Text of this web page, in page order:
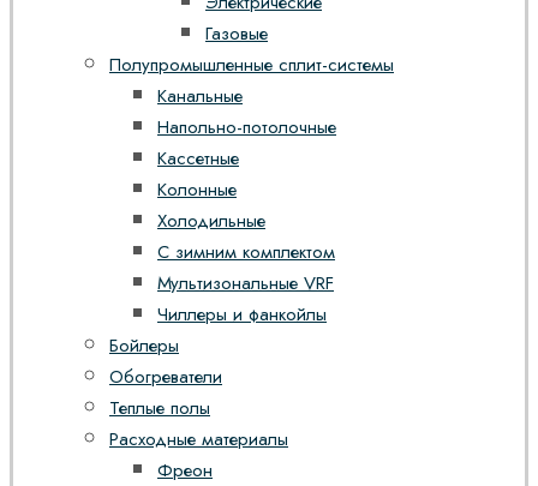
Газовые
Полупромышленные сплит-системы
Канальные
Напольно-потолочные
Кассетные
Колонные
Холодильные
С зимним комплектом
Мультизональные VRF
Чиллеры и фанкойлы
Бойлеры
Обогреватели
Теплые полы
Расходные материалы
Фреон